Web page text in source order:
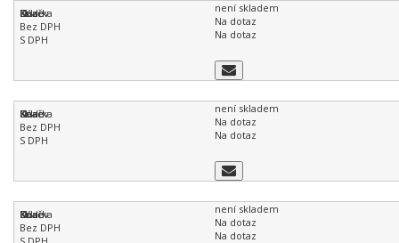
není skladem
Na dotaz
Na dotaz
není skladem
Na dotaz
Na dotaz
není skladem
Na dotaz
Na dotaz